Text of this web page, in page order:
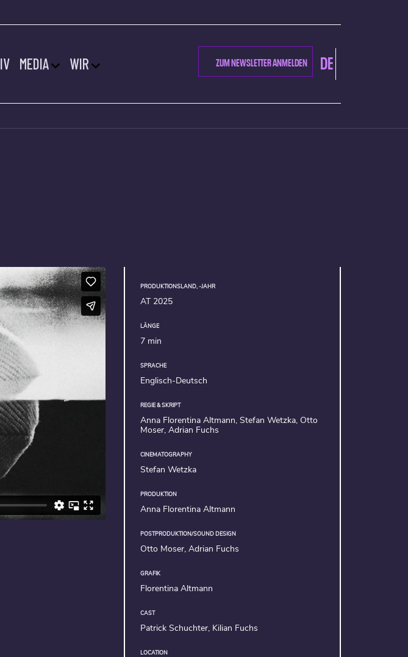
MEDIA WIR ZUM NEWSLETTER ANMELDEN DE
PRODUKTIONSLAND, -JAHR
AT 2025
LÄNGE
7 min
SPRACHE
Englisch-Deutsch
REGIE & SKRIPT
Anna Florentina Altmann, Stefan Wetzka, Otto
Moser, Adrian Fuchs
CINEMATOGRAPHY
Stefan Wetzka
PRODUKTION
Anna Florentina Altmann
POSTPRODUKTION/SOUND DESIGN
Otto Moser, Adrian Fuchs
GRAFIK
Florentina Altmann
CAST
Patrick Schuchter, Kilian Fuchs
LOCATION